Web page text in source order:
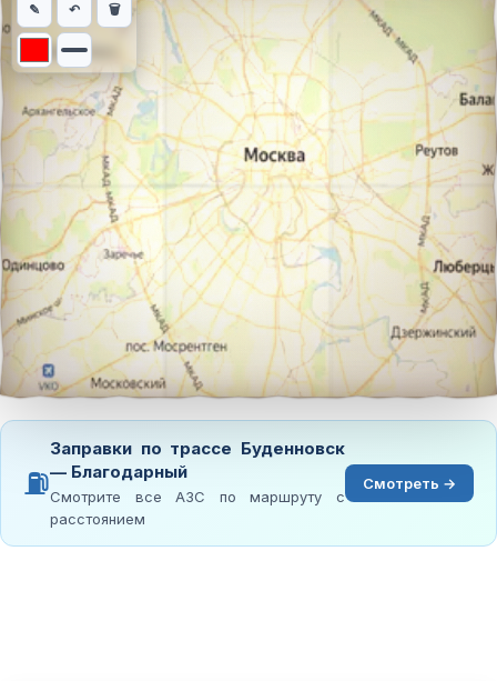
✎ ↶ 🗑
⛽
Заправки по трассе Буденновск
— Благодарный
Смотрите все АЗС по маршруту с
расстоянием
Смотреть →